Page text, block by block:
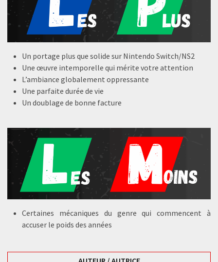
Un portage plus que solide sur Nintendo Switch/NS2
Une œuvre intemporelle qui mérite votre attention
L’ambiance globalement oppressante
Une parfaite durée de vie
Un doublage de bonne facture
Certaines mécaniques du genre qui commencent à
accuser le poids des années